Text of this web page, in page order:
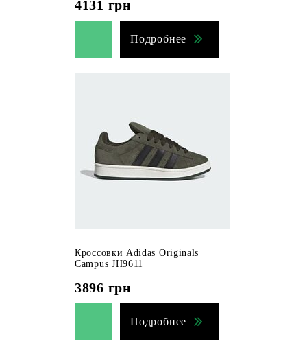
4131 грн
Подробнее
Кроссовки Adidas Originals
Campus JH9611
3896 грн
Подробнее